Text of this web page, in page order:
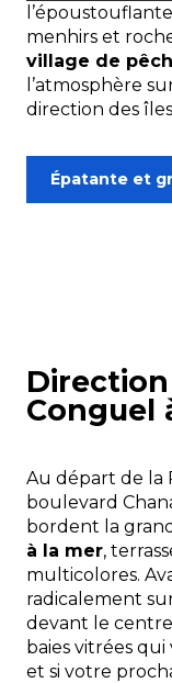
l’époustouflante
menhirs et
village de
l’atmosphère
direction des
Épatante et
Conguel
Au départ de la
boulevard
bordent la
à la mer,
multicolores.
radicalement
devant le
baies vitrées
et si votre